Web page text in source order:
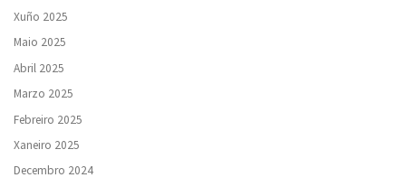
Xuño 2025
Maio 2025
Abril 2025
Marzo 2025
Febreiro 2025
Xaneiro 2025
Decembro 2024